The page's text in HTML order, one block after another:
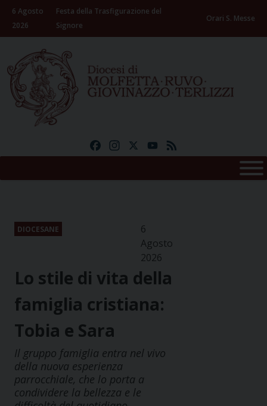
Skip
content
6 Agosto
2026
Festa della Trasfigurazione del
Signore
Orari S. Messe
FacebookInstagramYouTube
DIOCESANE
6
Agosto
2026
Lo stile di vita della
famiglia cristiana:
Tobia e Sara
Il gruppo famiglia entra nel vivo
della nuova esperienza
parrocchiale, che lo porta a
condividere la bellezza e le